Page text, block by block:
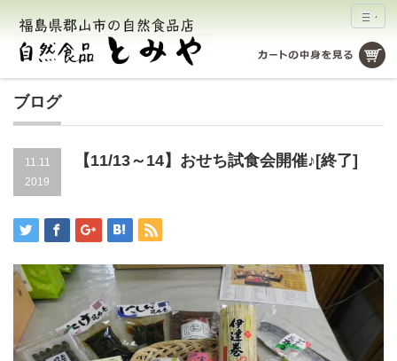
ブログ
11.11
2019
【11/13～14】おせち試食会開催♪[終了]